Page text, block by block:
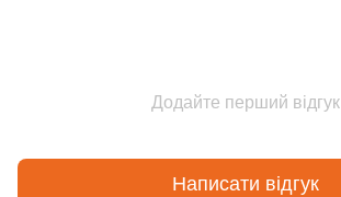
Додайте перший відгук
Написати відгук